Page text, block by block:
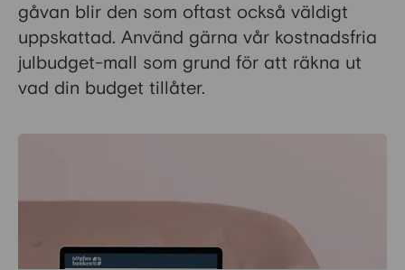
gåvan blir den som oftast också väldigt
uppskattad. Använd gärna vår kostnadsfria
julbudget-mall som grund för att räkna ut
vad din budget tillåter.